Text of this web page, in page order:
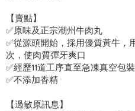
【賣點】
✅原味及正宗潮州牛肉丸
✅從源頭開始，採用優質黃牛，
次，使肉質彈牙爽口
✅經歷11道工序直至急凍真空包裝
✅不添加香精
【過敏原訊息】